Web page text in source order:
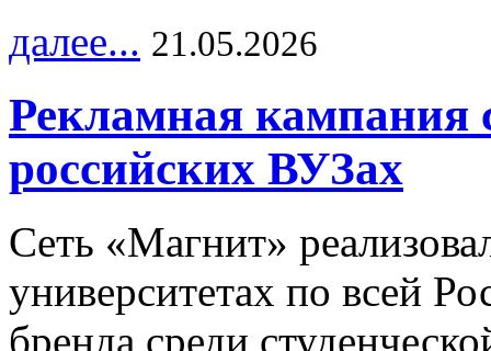
далее... 21.05.2026
Рекламная кампания
российских ВУЗах
Сеть «Магнит»
университетах по всей
бренда среди